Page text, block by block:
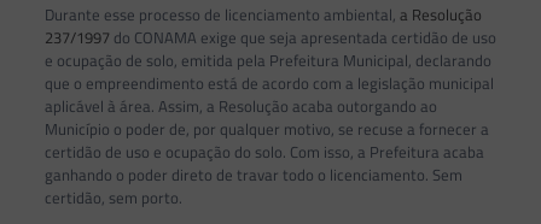
Durante esse processo de licenciamento ambiental, a Resolução
237/1997 do CONAMA exige que seja apresentada certidão de uso
e ocupação de solo, emitida pela Prefeitura Municipal, declarando
que o empreendimento está de acordo com a legislação municipal
aplicável à área. Assim, a Resolução acaba outorgando ao
Município o poder de, por qualquer motivo, se recuse a fornecer a
certidão de uso e ocupação do solo. Com isso, a Prefeitura acaba
ganhando o poder direto de travar todo o licenciamento. Sem
certidão, sem porto.